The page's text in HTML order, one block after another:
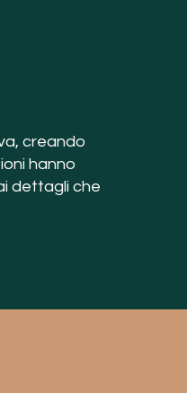
creando
hanno
dettagli che